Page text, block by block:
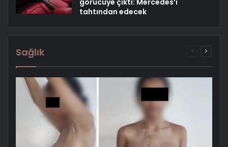
tahtından edecek
Sağlık
ÖncekiSonraki